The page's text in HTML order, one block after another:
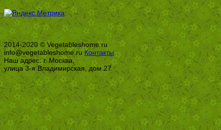
2014-2020 © Vegetableshome.ru
info@vegetableshome.ru Контакты
Наш адрес: г. Москва,
улица 3-я Владимирская, дом 27